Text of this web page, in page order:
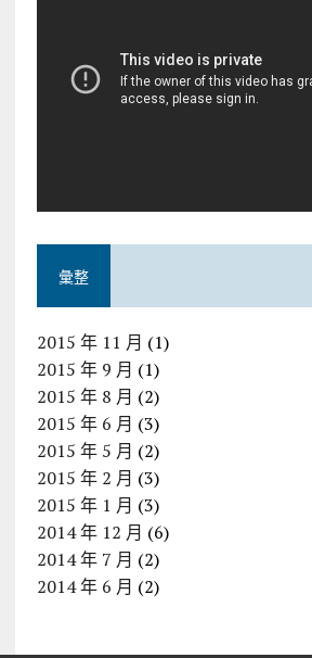
彙整
2015 年 11 月 (1)
2015 年 9 月 (1)
2015 年 8 月 (2)
2015 年 6 月 (3)
2015 年 5 月 (2)
2015 年 2 月 (3)
2015 年 1 月 (3)
2014 年 12 月 (6)
2014 年 7 月 (2)
2014 年 6 月 (2)